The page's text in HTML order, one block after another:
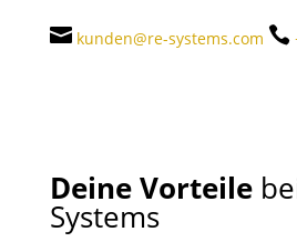
 kunden@re-systems.com 
Deine Vorteile
Systems